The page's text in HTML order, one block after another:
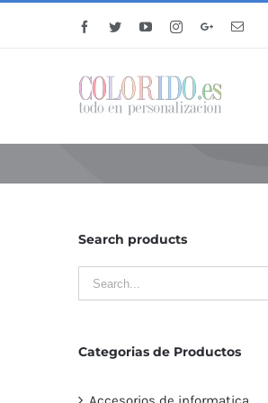
FacebookTwitterYouTubeInstagramGoogle+Email
Search products
Categorias de Productos